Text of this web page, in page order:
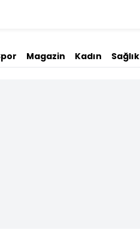
Magazin Kadın Sağlık